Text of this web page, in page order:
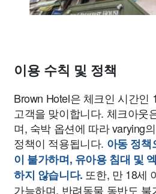
이용 수칙 및 정책
Brown Hotel은 체크인 시간인
고객을 맞이합니다. 체크아웃
며, 숙박 옵션에 따라 varying
정책이 적용됩니다. 아동 정책
이 불가하며, 유아용 침대 및
하지 않습니다. 또한, 만 18세
가능하며, 반려동물 동반도 불